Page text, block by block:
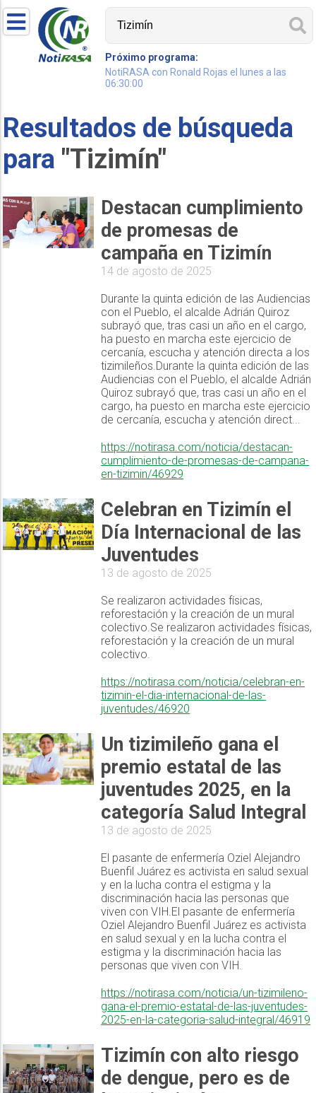
Próximo programa:
NotiRASA con Ronald Rojas el lunes a las
06:30:00
Resultados de búsqueda
para "Tizimín"
Destacan cumplimiento
de promesas de
campaña en Tizimín
14 de agosto de 2025
Durante la quinta edición de las Audiencias
con el Pueblo, el alcalde Adrián Quiroz
subrayó que, tras casi un año en el cargo,
ha puesto en marcha este ejercicio de
cercanía, escucha y atención directa a los
tizimileños.Durante la quinta edición de las
Audiencias con el Pueblo, el alcalde Adrián
Quiroz subrayó que, tras casi un año en el
cargo, ha puesto en marcha este ejercicio
de cercanía, escucha y atención direct...
https://notirasa.com/noticia/destacan-
cumplimiento-de-promesas-de-campana-
en-tizimin/46929
Celebran en Tizimín el
Día Internacional de las
Juventudes
13 de agosto de 2025
Se realizaron actividades físicas,
reforestación y la creación de un mural
colectivo.Se realizaron actividades físicas,
reforestación y la creación de un mural
colectivo.
https://notirasa.com/noticia/celebran-en-
tizimin-el-dia-internacional-de-las-
juventudes/46920
Un tizimileño gana el
premio estatal de las
juventudes 2025, en la
categoría Salud Integral
13 de agosto de 2025
El pasante de enfermería Oziel Alejandro
Buenfil Juárez es activista en salud sexual
y en la lucha contra el estigma y la
discriminación hacia las personas que
viven con VIH.El pasante de enfermería
Oziel Alejandro Buenfil Juárez es activista
en salud sexual y en la lucha contra el
estigma y la discriminación hacia las
personas que viven con VIH.
https://notirasa.com/noticia/un-tizimileno-
gana-el-premio-estatal-de-las-juventudes-
2025-en-la-categoria-salud-integral/46919
Tizimín con alto riesgo
de dengue, pero es de